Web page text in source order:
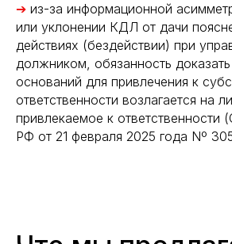
➔ из-за информационной
или уклонении КДЛ от дачи
действиях (бездействии) при
должником, обязанность доказать
оснований для привлечения к
ответственности возлагается на
привлекаемое к ответственности
РФ от 21 февраля 2025 года Nº